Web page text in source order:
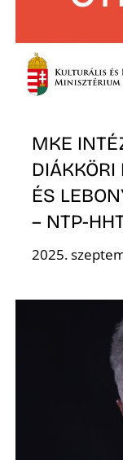
MKE
DIÁKKÖRI
ÉS
– NTP-
2025.